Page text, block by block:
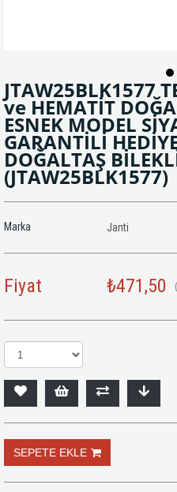
JTAW25BLK1577
ve HEMATİT
ESNEK MODEL
GARANTİLİ
DOĞALTAŞ
(JTAW25BLK1577)
Marka Janti
Fiyat ₺471,50